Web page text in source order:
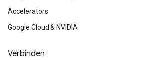
Accelerators
Google Cloud & NVIDIA
Verbinden